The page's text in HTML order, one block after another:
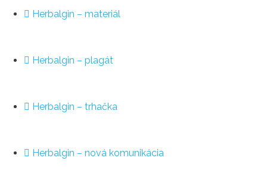
Herbalgin – materiál
Herbalgin – plagát
Herbalgin – trhačka
Herbalgin – nová komunikácia